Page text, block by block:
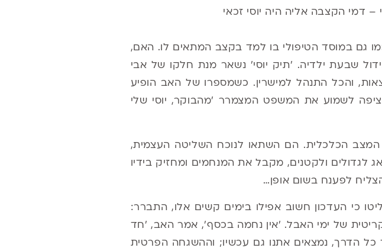
גם במוסד הטיפולי בו למד בקצב המתאים לו. האם,
שבעת ילדיה. 'תיק יוסי' נשאר מנת חלקו של אבי
והכל התנהל למישרין. כשמספרו של האב הופיע
לשמוע את המשפט המצמרר 'מהבוקר, יוסי שלי
הכלכלית. הם השתאו לנוכח השליטה העצמית,
ולקטנים, מקבל את המנחמים ומחזיק בידיו
לפענח בשום אופן…
כי העדכון חשוב אפילו בימים קשים אלו, התברר:
של ימי האבל. 'אין נחמה בכסף', אמר האב, 'חד
הדרך, נמצאים אתנו גם עכשיו; וההשגחה הפרטית